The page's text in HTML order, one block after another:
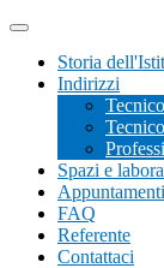
Storia
Indirizzi
Spazi e
Appuntamenti
FAQ
Referente
Contattaci